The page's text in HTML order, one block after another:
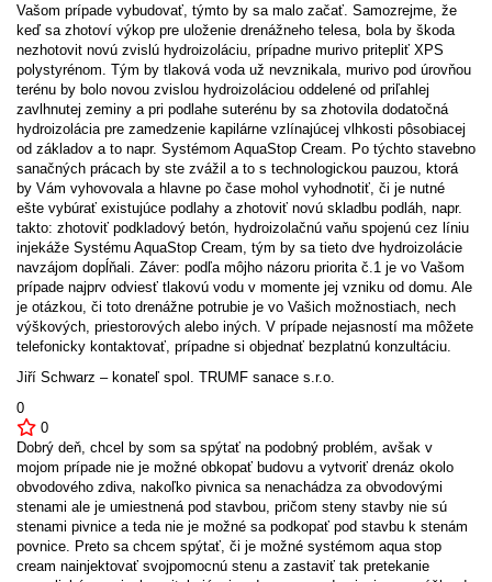
Vašom prípade vybudovať, týmto by sa malo začať. Samozrejme, že
keď sa zhotoví výkop pre uloženie drenážneho telesa, bola by škoda
nezhotovit novú zvislú hydroizoláciu, prípadne murivo pritepliť XPS
polystyrénom. Tým by tlaková voda už nevznikala, murivo pod úrovňou
terénu by bolo novou zvislou hydroizoláciou oddelené od priľahlej
zavlhnutej zeminy a pri podlahe suterénu by sa zhotovila dodatočná
hydroizolácia pre zamedzenie kapilárne vzlínajúcej vlhkosti pôsobiacej
od základov a to napr. Systémom AquaStop Cream. Po týchto stavebno
sanačných prácach by ste zvážil a to s technologickou pauzou, ktorá
by Vám vyhovovala a hlavne po čase mohol vyhodnotiť, či je nutné
ešte vybúrať existujúce podlahy a zhotoviť novú skladbu podláh, napr.
takto: zhotoviť podkladový betón, hydroizolačnú vaňu spojenú cez líniu
injekáže Systému AquaStop Cream, tým by sa tieto dve hydroizolácie
navzájom dopĺňali. Záver: podľa môjho názoru priorita č.1 je vo Vašom
prípade najprv odviesť tlakovú vodu v momente jej vzniku od domu. Ale
je otázkou, či toto drenážne potrubie je vo Vašich možnostiach, nech
výškových, priestorových alebo iných. V prípade nejasností ma môžete
telefonicky kontaktovať, prípadne si objednať bezplatnú konzultáciu.
Jiří Schwarz – konateľ spol. TRUMF sanace s.r.o.
0
0
Dobrý deň, chcel by som sa spýtať na podobný problém, avšak v
mojom prípade nie je možné obkopať budovu a vytvoriť drenáz okolo
obvodového zdiva, nakoľko pivnica sa nenachádza za obvodovými
stenami ale je umiestnená pod stavbou, pričom steny stavby nie sú
stenami pivnice a teda nie je možné sa podkopať pod stavbu k stenám
povnice. Preto sa chcem spýtať, či je možné systémom aqua stop
cream nainjektovať svojpomocnú stenu a zastaviť tak pretekanie